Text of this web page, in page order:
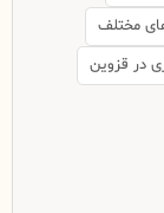
مختلف
در قزوین